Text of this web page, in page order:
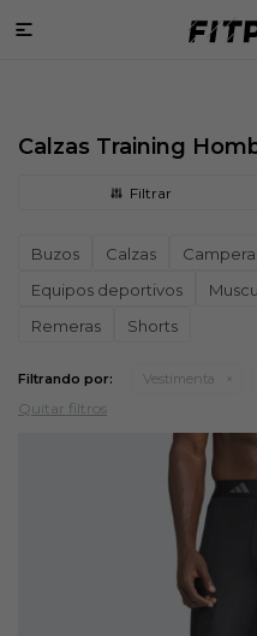

Calzas Training
Buzos Calzas
Equipos deportivos
Remeras
Shorts
Filtrando por: Vestimenta
Quitar filtros